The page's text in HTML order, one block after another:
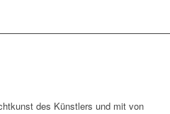
des Künstlers und mit von